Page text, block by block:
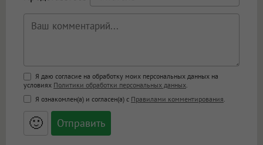
Поддержка HTML
<b>, <strong>, <u>, <i>, <em>, <s>, <big>,
<small>, <sup>, <sub>, <pre>, <ul>, <ol>, <li>,
<blockquote>, <code> экранирует HTML,
адреса URL автоматически становятся
ссылками, и [img]адрес[/img] будет
Я даю согласие на обработку моих персональных данных на
условиях Политики обработки персональных данных
Я ознакомлен(а) и согласен(а) с Правилами комментирования
🙂